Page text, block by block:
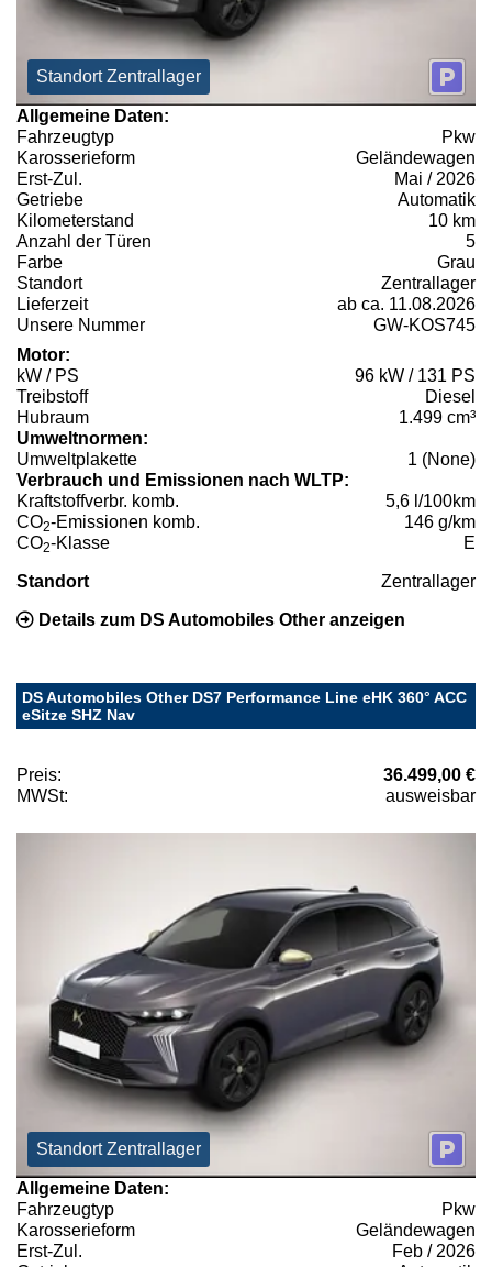
Standort Zentrallager
Allgemeine Daten:
Fahrzeugtyp
Pkw
Karosserieform
Geländewagen
Erst-Zul.
Mai / 2026
Getriebe
Automatik
Kilometerstand
10 km
Anzahl der Türen
5
Farbe
Grau
Standort
Zentrallager
Lieferzeit
ab ca. 11.08.2026
Unsere Nummer
GW-KOS745
Motor:
kW / PS
96 kW / 131 PS
Treibstoff
Diesel
Hubraum
1.499 cm³
Umweltnormen:
Umweltplakette
1 (None)
Verbrauch und Emissionen nach WLTP:
Kraftstoffverbr. komb.
5,6 l/100km
CO2-Emissionen komb.
146 g/km
CO2-Klasse E
Standort Zentrallager
Details zum DS Automobiles Other anzeigen
DS Automobiles Other DS7 Performance Line eHK 360° ACC
eSitze SHZ Nav
Preis:
36.499,00 €
MWSt:
ausweisbar
Standort Zentrallager
Allgemeine Daten:
Fahrzeugtyp
Pkw
Karosserieform
Geländewagen
Erst-Zul.
Feb / 2026